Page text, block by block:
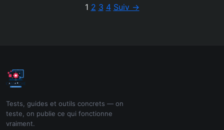
Pagination
1 2 3 4 Suiv →
Tests, guides et outils concrets — on
teste, on publie ce qui fonctionne
vraiment.